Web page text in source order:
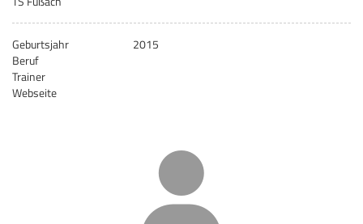
Geburtsjahr
2015
Beruf
Trainer
Webseite